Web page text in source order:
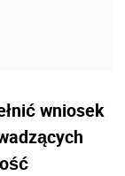
wniosek